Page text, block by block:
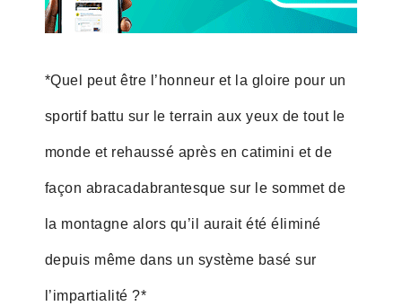
*Quel peut être l’honneur et la gloire pour un
sportif battu sur le terrain aux yeux de tout le
monde et rehaussé après en catimini et de
façon abracadabrantesque sur le sommet de
la montagne alors qu’il aurait été éliminé
depuis même dans un système basé sur
l’impartialité ?*